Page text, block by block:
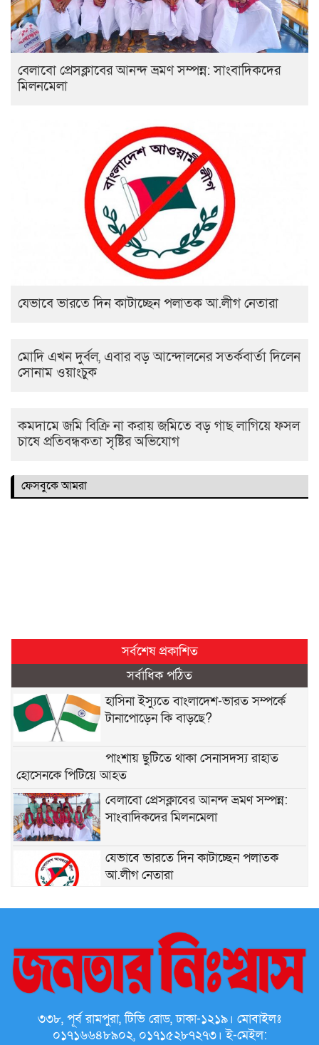
বেলাবো প্রেসক্লাবের আনন্দ ভ্রমণ সম্পন্ন: সাংবাদিকদের
মিলনমেলা
যেভাবে ভারতে দিন কাটাচ্ছেন পলাতক আ.লীগ নেতারা
মোদি এখন দুর্বল, এবার বড় আন্দোলনের সতর্কবার্তা দিলেন
সোনাম ওয়াংচুক
কমদামে জমি বিক্রি না করায় জমিতে বড় গাছ লাগিয়ে ফসল
চাষে প্রতিবন্ধকতা সৃষ্টির অভিযোগ
ফেসবুকে আমরা
সর্বশেষ প্রকাশিত
সর্বাধিক পঠিত
হাসিনা ইস্যুতে বাংলাদেশ-ভারত সম্পর্কে
টানাপোড়েন কি বাড়ছে?
পাংশায় ছুটিতে থাকা সেনাসদস্য রাহাত
হোসেনকে পিটিয়ে আহত
বেলাবো প্রেসক্লাবের আনন্দ ভ্রমণ সম্পন্ন:
সাংবাদিকদের মিলনমেলা
যেভাবে ভারতে দিন কাটাচ্ছেন পলাতক
আ.লীগ নেতারা
মোদি এখন দুর্বল, এবার বড় আন্দোলনের
সতর্কবার্তা দিলেন সোনাম ওয়াংচুক
কমদামে জমি বিক্রি না করায় জমিতে বড়
গাছ লাগিয়ে ফসল চাষে প্রতিবন্ধকতা সৃষ্টির অভিযোগ
৩৩৮, পূর্ব রামপুরা, টিভি রোড, ঢাকা-১২১৯। মোবাইলঃ
০১৭১৬৬৪৮৯০২, ০১৭১৫২৮৭২৭৩। ই-মেইল: